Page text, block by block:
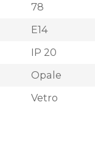
78
E14
IP 20
Opale
Vetro